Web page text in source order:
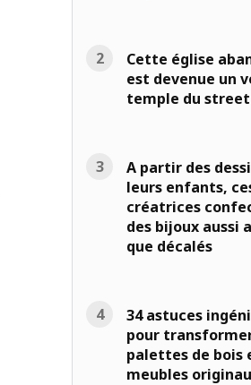
Cette église
est devenue un
temple du
A partir des
leurs enfants,
créatrices
des bijoux aussi
que décalés
34 astuces
pour
palettes de bois
meubles